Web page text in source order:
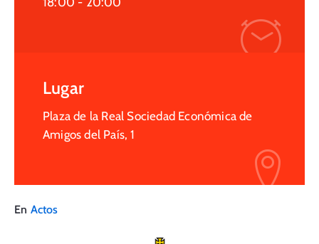
Lugar
Plaza de la Real Sociedad Económica de
Amigos del País, 1
En Actos